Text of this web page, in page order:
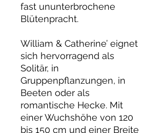
fast ununterbrochene
Blütenpracht.
William & Catherine’ eignet
sich hervorragend als
Solitär, in
Gruppenpflanzungen, in
Beeten oder als
romantische Hecke. Mit
einer Wuchshöhe von 120
bis 150 cm und einer Breite